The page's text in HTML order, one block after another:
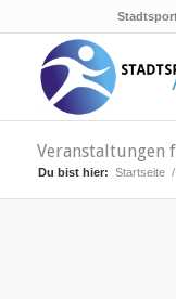
Veranstaltungen
Du bist hier: Startseite /